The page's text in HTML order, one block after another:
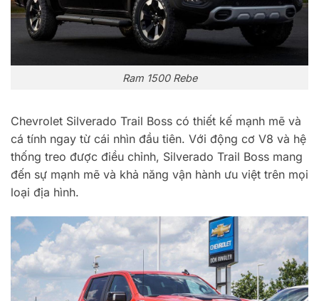
Ram 1500 Rebe
Chevrolet Silverado Trail Boss có thiết kế mạnh mẽ và
cá tính ngay từ cái nhìn đầu tiên. Với động cơ V8 và hệ
thống treo được điều chỉnh, Silverado Trail Boss mang
đến sự mạnh mẽ và khả năng vận hành ưu việt trên mọi
loại địa hình.